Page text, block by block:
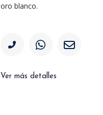
oro blanco.
Ver más detalles